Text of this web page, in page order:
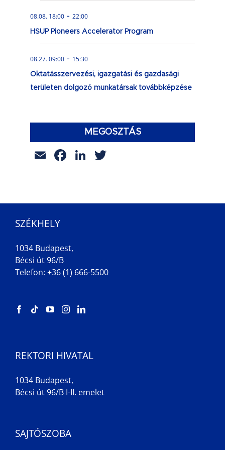
08.08. 18:00 - 22:00
HSUP Pioneers Accelerator Program
08.27. 09:00 - 15:30
Oktatásszervezési, igazgatási és gazdasági
területen dolgozó munkatársak továbbképzése
MEGOSZTÁS
EmailFacebook
LinkedIn
SZÉKHELY
1034 Budapest,
Bécsi út 96/B
Telefon: +36 (1) 666-5500
REKTORI HIVATAL
1034 Budapest,
Bécsi út 96/B I-II. emelet
SAJTÓSZOBA